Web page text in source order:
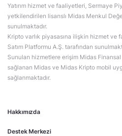
Hakkımızda
Destek Merkezi
Yatırım hizmet ve faaliyetleri, Sermaye
yetkilendirilen lisanslı Midas Menkul
sunulmaktadır.
Kripto varlık piyasasına ilişkin hizmet ve
Satım Platformu A.Ş. tarafından
Sunulan hizmetlere erişim Midas
sağlanan Midas ve Midas Kripto mobil
sağlanmaktadır.